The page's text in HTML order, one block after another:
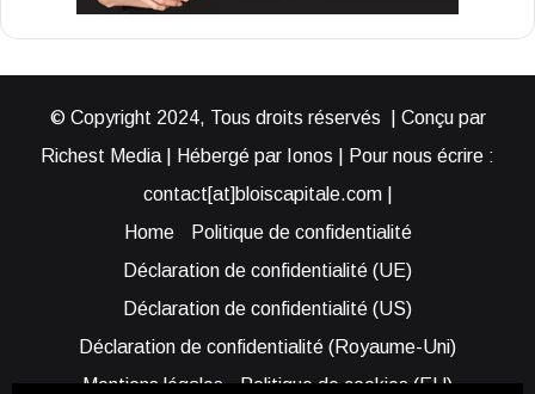
© Copyright 2024, Tous droits réservés | Conçu par
Richest Media | Hébergé par Ionos | Pour nous écrire :
contact[at]bloiscapitale.com |
Home
Politique de confidentialité
Déclaration de confidentialité (UE)
Déclaration de confidentialité (US)
Déclaration de confidentialité (Royaume-Uni)
Mentions légales
Politique de cookies (EU)